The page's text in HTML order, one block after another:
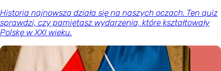
Historia najnowsza działa się na naszych oczach. Ten quiz
sprawdzi, czy pamiętasz wydarzenia, które kształtowały
Polskę w XXI wieku.